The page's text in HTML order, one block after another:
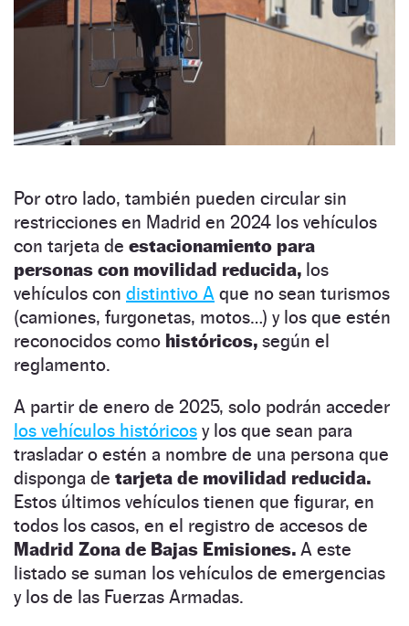
Por otro lado, también pueden circular sin
restricciones en Madrid en 2024 los vehículos
con tarjeta de estacionamiento para
personas con movilidad reducida, los
vehículos con distintivo A que no sean turismos
(camiones, furgonetas, motos…) y los que estén
reconocidos como históricos, según el
reglamento.
A partir de enero de 2025, solo podrán acceder
los vehículos históricos y los que sean para
trasladar o estén a nombre de una persona que
disponga de tarjeta de movilidad reducida.
Estos últimos vehículos tienen que figurar, en
todos los casos, en el registro de accesos de
Madrid Zona de Bajas Emisiones. A este
listado se suman los vehículos de emergencias
y los de las Fuerzas Armadas.